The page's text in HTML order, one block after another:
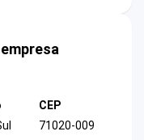
CEP
71020-009